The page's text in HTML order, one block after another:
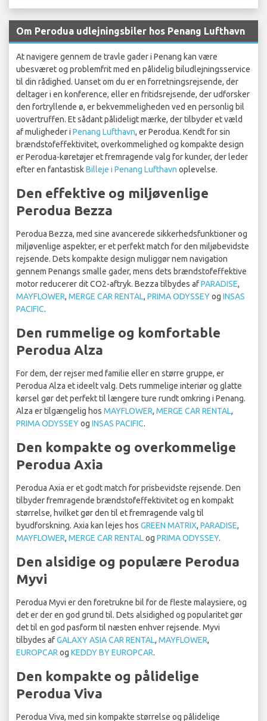
Om Perodua udlejningsbiler hos Penang Lufthavn
At navigere gennem de travle gader i Penang kan være
ubesværet og problemfrit med en pålidelig biludlejningsservice
til din rådighed. Uanset om du er en forretningsrejsende, der
deltager i en konference, eller en fritidsrejsende, der udforsker
den fortryllende ø, er bekvemmeligheden ved en personlig bil
uovertruffen. Et sådant pålideligt mærke, der tilbyder et væld
af muligheder i Penang Lufthavn, er Perodua. Kendt for sin
brændstofeffektivitet, overkommelighed og kompakte design
er Perodua-køretøjer et fremragende valg for kunder, der leder
efter en fantastiskBilleje i Penang Lufthavn oplevelse.
Den effektive og miljøvenlige
Perodua Bezza
Perodua Bezza, med sine avancerede sikkerhedsfunktioner og
miljøvenlige aspekter, er et perfekt match for den miljøbevidste
rejsende. Dets kompakte design muliggør nem navigation
gennem Penangs smalle gader, mens dets brændstofeffektive
motor reducerer dit CO2-aftryk. Bezza tilbydes afPARADISE,
MAYFLOWER, MERGE CAR RENTAL, PRIMA ODYSSEYog INSAS
PACIFIC.
Den rummelige og komfortable
Perodua Alza
For dem, der rejser med familie eller en større gruppe, er
Perodua Alza et ideelt valg. Dets rummelige interiør og glatte
kørsel gør det perfekt til længere ture rundt omkring i Penang.
Alza er tilgængelig hos MAYFLOWER, MERGE CAR RENTAL,
PRIMA ODYSSEYog INSAS PACIFIC.
Den kompakte og overkommelige
Perodua Axia
Perodua Axia er et godt match for prisbevidste rejsende. Den
tilbyder fremragende brændstofeffektivitet og en kompakt
størrelse, hvilket gør den til et fremragende valg til
byudforskning. Axia kan lejes hos GREEN MATRIX, PARADISE,
MAYFLOWER, MERGE CAR RENTALog PRIMA ODYSSEY.
Den alsidige og populære Perodua
Myvi
Perodua Myvi er den foretrukne bil for de fleste malaysiere, og
det er der en god grund til. Dets alsidighed og popularitet gør
det til en god pasform til næsten enhver rejsende. Myvi
tilbydes afGALAXY ASIA CAR RENTAL, MAYFLOWER,
EUROPCAR og KEDDY BY EUROPCAR.
Den kompakte og pålidelige
Perodua Viva
Perodua Viva, med sin kompakte størrelse og pålidelige